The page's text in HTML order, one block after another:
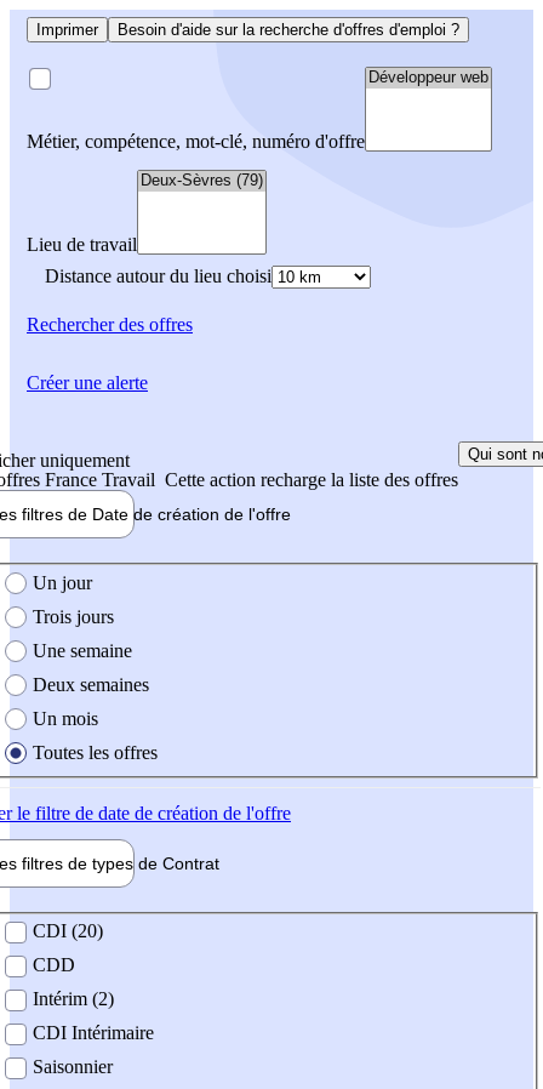
Imprimer Besoin d'aide sur la recherche d'offres d'emploi ?
Métier, compétence, mot-clé, numéro d'offre
Lieu de travail
Distance autour du lieu choisi
Rechercherdes offres
uniquement
France Travail Cette action recharge la liste des offres
Qui sont
filtres de Date de création de l'offre
création de l'offre
Un jour
Trois jours
Une semaine
Deux semaines
Un mois
Toutes les offres
le filtre de date de création de l'offre
filtres de types de Contrat
contrat
CDI (20)
CDD
Intérim (2)
CDI Intérimaire
Saisonnier
Créer une alerte